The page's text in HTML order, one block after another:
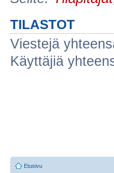
TILASTOT
Viestejä
Käyttäjiä
Etusivu